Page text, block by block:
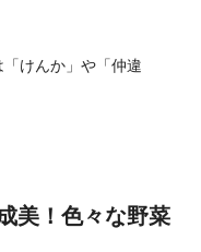
けんか」や「仲違
美！色々な野菜